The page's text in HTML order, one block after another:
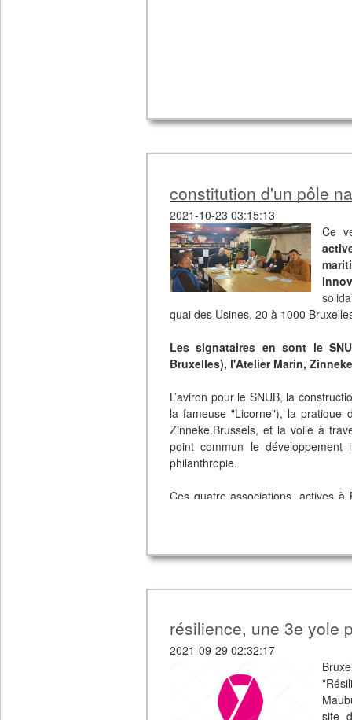
constitution d'un pôle
2021-10-23 03:15:13
Ce
quai des Usines, 20 à 1000
Les signataires en sont le
Bruxelles), l'Atelier Marin,
L’aviron pour le SNUB, la
la fameuse "Licorne"), la
Zinneke.Brussels, et la voile à
point commun le
philanthropie.
Ces quatre associations, actives
activités à Bruxelleset dans un
nautiques.
Elles souhaitent apporter leur
des Bruxellois et tout
Bruxelles.
résilience, une 3e yole
2021-09-29 02:32:17
site